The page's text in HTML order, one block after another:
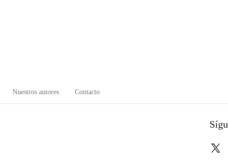
Nuestros autores Contacto